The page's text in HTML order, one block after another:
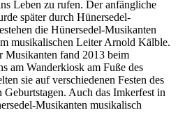
Leben zu rufen. Der anfängliche
später durch Hünersedel-
die Hünersedel-Musikanten
musikalischen Leiter Arnold Kälble.
fand 2013 beim
am Wanderkiosk am Fuße des
sie auf verschiedenen Festen des
Auch das Imkerfest in
Musikanten musikalisch